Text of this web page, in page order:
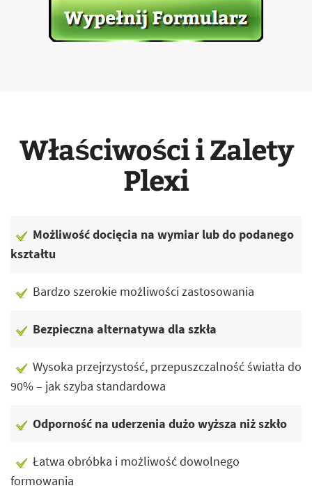
Właściwości i Zalety
Plexi
Możliwość docięcia na wymiar lub do podanego
kształtu
Bardzo szerokie możliwości zastosowania
Bezpieczna alternatywa dla szkła
Wysoka przejrzystość, przepuszczalność światła do
90% – jak szyba standardowa
Odporność na uderzenia dużo wyższa niż szkło
Łatwa obróbka i możliwość dowolnego
formowania